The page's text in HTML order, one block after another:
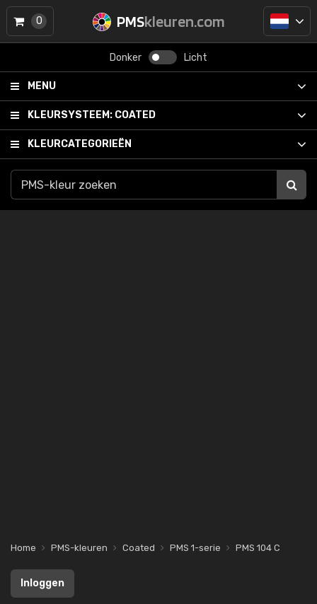
PMSkleuren.com
Donker Licht
MENU
KLEURSYSTEEM: COATED
KLEURCATEGORIEËN
0
Home PMS-kleuren Coated PMS 1-serie PMS 104 C
Inloggen